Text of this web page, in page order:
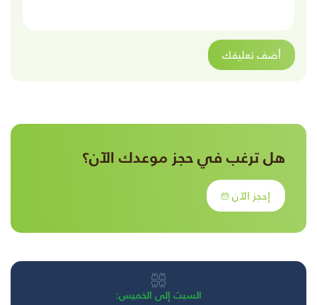
أضف تعليقك
هل ترغب في حجز موعدك الآن؟
إحجز الآن
السبت إلى الخميس: